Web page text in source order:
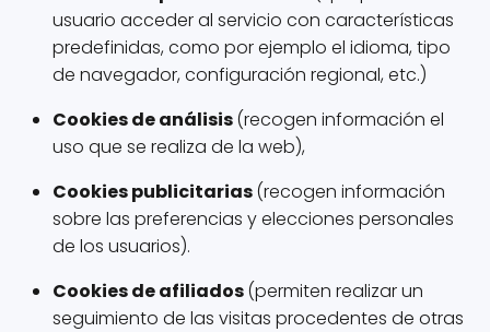
usuario acceder al servicio con características
predefinidas, como por ejemplo el idioma, tipo
de navegador, configuración regional, etc.)
Cookies de análisis(recogen información el
uso que se realiza de la web),
Cookies publicitarias(recogen información
sobre las preferencias y elecciones personales
de los usuarios).
Cookies de afiliados(permiten realizar un
seguimiento de las visitas procedentes de otras